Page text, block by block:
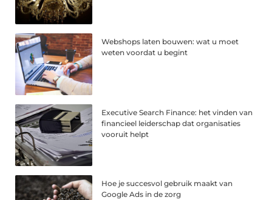
Webshops laten bouwen: wat u moet
weten voordat u begint
Executive Search Finance: het vinden van
financieel leiderschap dat organisaties
vooruit helpt
Hoe je succesvol gebruik maakt van
Google Ads in de zorg